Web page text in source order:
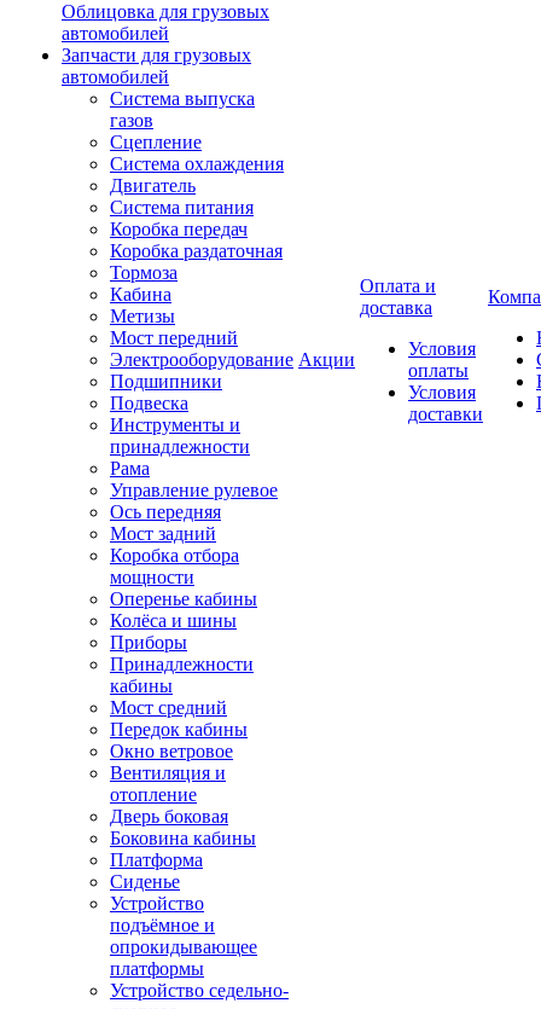
Облицовка для грузовых
автомобилей
Запчасти для грузовых
автомобилей
Система выпуска
газов
Сцепление
Система охлаждения
Двигатель
Система питания
Коробка передач
Коробка раздаточная
Тормоза
Кабина
Метизы
Мост передний
Электрооборудование
Подшипники
Подвеска
Инструменты и
принадлежности
Рама
Управление рулевое
Ось передняя
Мост задний
Коробка отбора
мощности
Оперенье кабины
Колёса и шины
Приборы
Принадлежности
кабины
Мост средний
Передок кабины
Окно ветровое
Вентиляция и
отопление
Дверь боковая
Боковина кабины
Платформа
Сиденье
Устройство
подъёмное и
опрокидывающее
платформы
Устройство седельно-
Акции
Оплата и
доставка
Условия
оплаты
Условия
доставки